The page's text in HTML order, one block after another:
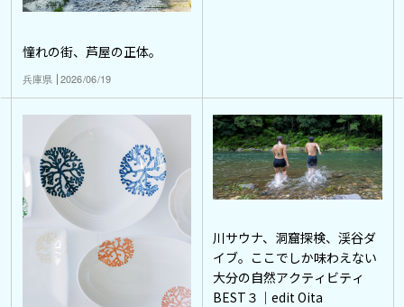
憧れの街、芦屋の正体。
兵庫県 2026/06/19
川サウナ、洞窟探検、渓谷ダ
イブ。ここでしか味わえない
大分の自然アクティビティ
BEST３｜edit Oita